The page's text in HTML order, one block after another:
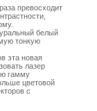
превосходит
белый
тонкую
эта новая
лазер
гамму
цветовой
с